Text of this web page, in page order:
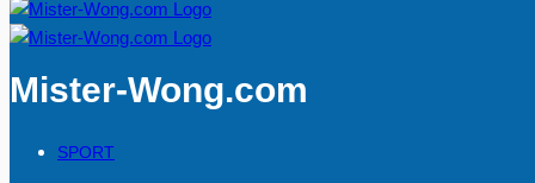
Mister-Wong.com
SPORT